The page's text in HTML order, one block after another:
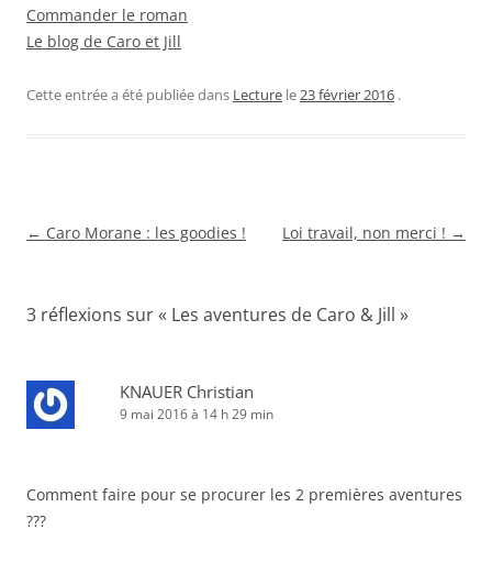
Commander le roman
Le blog de Caro et Jill
Cette entrée a été publiée dans Lecture le23 février 2016 .
Navigation
← Caro Morane : les goodies ! Loi travail, non merci ! →
3 réflexions sur « Les aventures de Caro & Jill »
KNAUER Christian
9 mai 2016 à 14 h 29 min
Comment faire pour se procurer les 2 premières aventures
???